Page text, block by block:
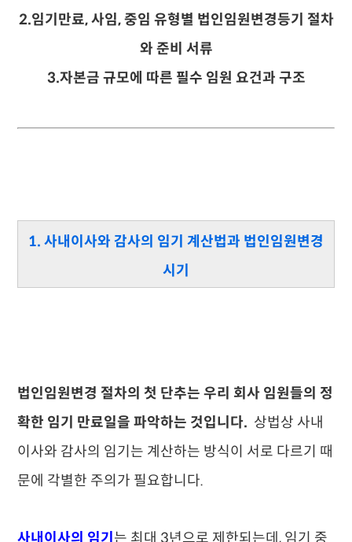
2.임기만료, 사임, 중임 유형별 법인임원변경등기 절차
와 준비 서류
3.자본금 규모에 따른 필수 임원 요건과 구조
1. 사내이사와 감사의 임기 계산법과 법인임원변경
시기
법인임원변경 절차의 첫 단추는 우리 회사 임원들의 정
확한 임기 만료일을 파악하는 것입니다. 상법상 사내
이사와 감사의 임기는 계산하는 방식이 서로 다르기 때
문에 각별한 주의가 필요합니다.
사내이사의 임기 는 최대 3년으로 제한되는데, 임기 중